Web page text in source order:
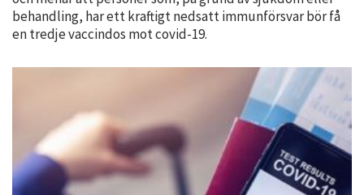
behandling, har ett kraftigt nedsatt immunförsvar bör få
en tredje vaccindos mot covid-19.
välja bort. De
över huvud
taget ska
fungera.
Statistik
För att vi ska